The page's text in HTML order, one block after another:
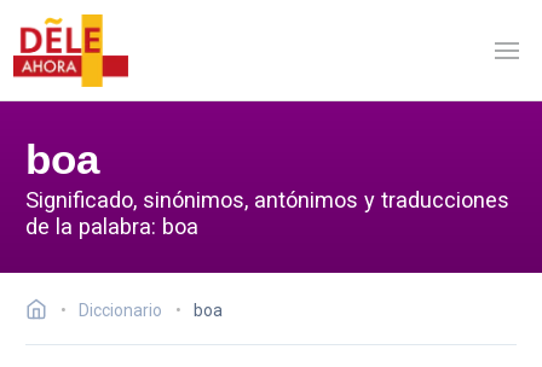
boa
Significado, sinónimos, antónimos y traducciones
de la palabra: boa
Diccionario boa